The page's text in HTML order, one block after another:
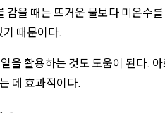
감을 때는 뜨거운 물보다 미온수
때문이다.
을 활용하는 것도 도움이 된다.
데 효과적이다.